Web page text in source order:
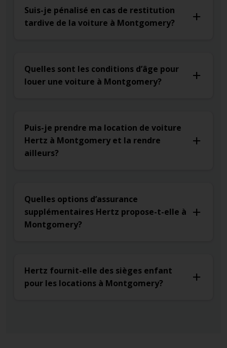
Suis-je pénalisé en cas de restitution
tardive de la voiture à Montgomery?
Quelles sont les conditions d’âge pour
louer une voiture à Montgomery?
Puis-je prendre ma location de voiture
Hertz à Montgomery et la rendre
ailleurs?
Quelles options d’assurance
supplémentaires Hertz propose-t-elle à
Montgomery?
Hertz fournit-elle des sièges enfant
pour les locations à Montgomery?